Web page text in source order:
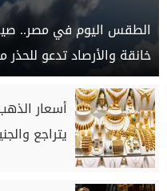
الطقس اليوم في مصر..
خانقة والأرصاد تدعو
يتراجع